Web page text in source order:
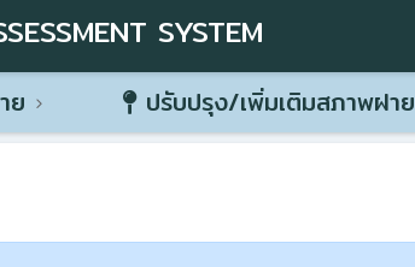
SYSTEM
ย ปรับปรุง/เพิ่มเติมสภาพฝาย